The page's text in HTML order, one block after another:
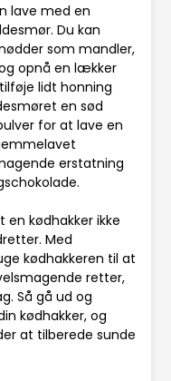
lave med en
Du kan
som mandler,
opnå en lækker
lidt honning
en sød
for at lave en
erstatning
en kødhakker ikke
Med
kødhakkeren til at
retter,
Så gå ud og
kødhakker, og
at tilberede sunde